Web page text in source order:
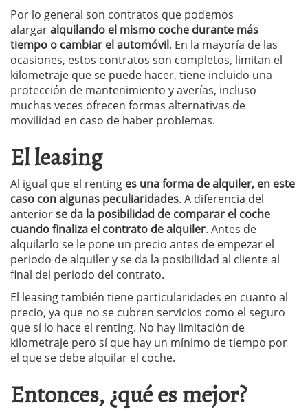
Por lo general son contratos que podemos
alargaralquilando el mismo coche durante más
tiempo o cambiar el automóvil. En la mayoría de las
ocasiones, estos contratos son completos, limitan el
kilometraje que se puede hacer, tiene incluido una
protección de mantenimiento y averías, incluso
muchas veces ofrecen formas alternativas de
movilidad en caso de haber problemas.
El leasing
Al igual que el renting es una forma de alquiler, en este
caso con algunas peculiaridades. A diferencia del
anteriorse da la posibilidad de comparar el coche
cuando finaliza el contrato de alquiler. Antes de
alquilarlo se le pone un precio antes de empezar el
periodo de alquiler y se da la posibilidad al cliente al
final del periodo del contrato.
El leasing también tiene particularidades en cuanto al
precio, ya que no se cubren servicios como el seguro
que sí lo hace el renting. No hay limitación de
kilometraje pero sí que hay un mínimo de tiempo por
el que se debe alquilar el coche.
Entonces, ¿qué es mejor?